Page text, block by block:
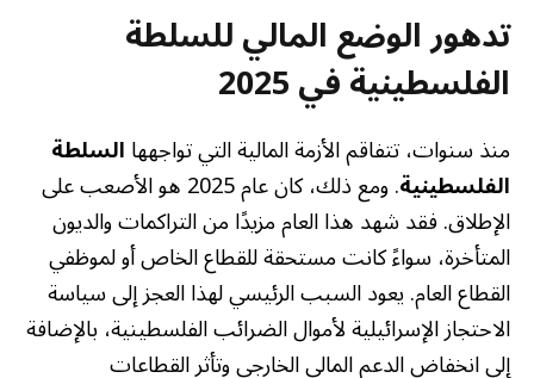
تدهور الوضع المالي للسلطة
الفلسطينية في 2025
منذ سنوات، تتفاقم الأزمة المالية التي تواجههاالسلطة
الفلسطينية . ومع ذلك، كان عام 2025 هو الأصعب على
الإطلاق. فقد شهد هذا العام مزيدًا من التراكمات والديون
المتأخرة، سواءً كانت مستحقة للقطاع الخاص أو لموظفي
القطاع العام. يعود السبب الرئيسي لهذا العجز إلى سياسة
الاحتجاز الإسرائيلية لأموال الضرائب الفلسطينية، بالإضافة
إلى انخفاض الدعم المالي الخارجي وتأثر القطاعات